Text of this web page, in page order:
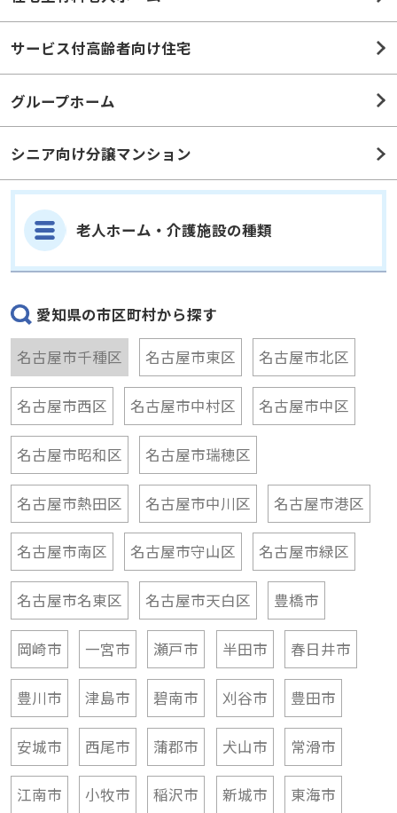
サービス付高齢者向け住宅
グループホーム
シニア向け分譲マンション
名古屋市千種区
名古屋市東区 名古屋市北区
名古屋市西区 名古屋市中村区 名古屋市中区
名古屋市昭和区 名古屋市瑞穂区
名古屋市熱田区 名古屋市中川区 名古屋市港区
名古屋市南区 名古屋市守山区 名古屋市緑区
名古屋市名東区 名古屋市天白区 豊橋市
岡崎市 一宮市 瀬戸市 半田市 春日井市
豊川市 津島市 碧南市 刈谷市 豊田市
安城市 西尾市 蒲郡市 犬山市 常滑市
江南市 小牧市 稲沢市 新城市 東海市